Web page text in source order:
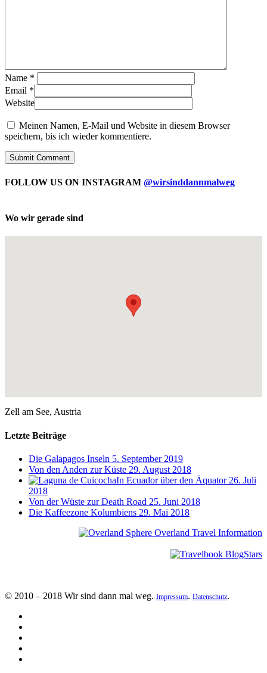
Name *
Email *
Website
Meinen Namen, E-Mail und Website in diesem Browser
speichern, bis ich wieder kommentiere.
FOLLOW US ON INSTAGRAM @wirsinddannmalweg
Wo wir gerade sind
Zell am See, Austria
Letzte Beiträge
Die Galapagos Inseln 5. September 2019
Von den Anden zur Küste 29. August 2018
In Ecuador über den Äquator 26. Juli
2018
Von der Wüste zur Death Road 25. Juni 2018
Die Kaffeezone Kolumbiens 29. Mai 2018
© 2010 – 2018 Wir sind dann mal weg. Impressum. Datenschutz.